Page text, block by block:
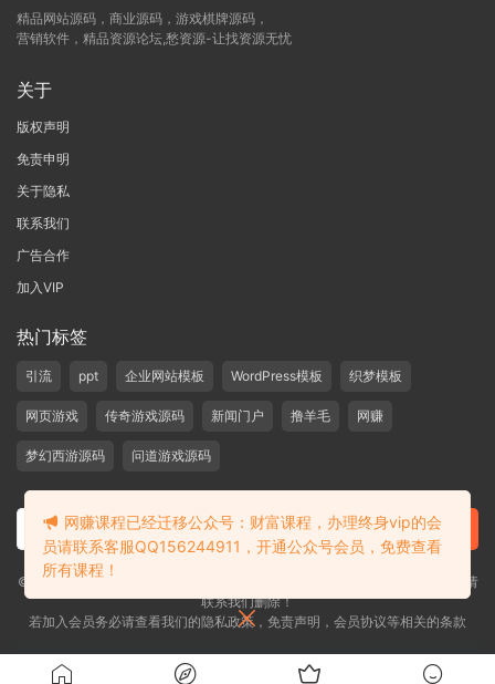
精品网站源码，商业源码，游戏棋牌源码，
营销软件，精品资源论坛,愁资源-让找资源无忧
关于
版权声明
免责申明
关于隐私
联系我们
广告合作
加入VIP
热门标签
引流 ppt 企业网站模板 WordPress模板 织梦模板
网页游戏 传奇游戏源码 新闻门户 撸羊毛 网赚
梦幻西游源码 问道游戏源码
©2019-2020 愁资源 站内大部分资源收集于网络，若侵犯了您的合法权益，请
联系我们删除！
若加入会员务必请查看我们的隐私政策，免责声明，会员协议等相关的条款
网赚课程已经迁移公众号：财富课程，办理终身vip的会
员请联系客服QQ156244911，开通公众号会员，免费查看
所有课程！